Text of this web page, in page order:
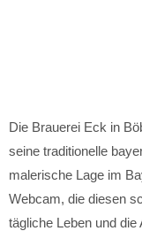
Die Brauerei Eck in
seine traditionelle
malerische Lage im
Webcam, die diesen
tägliche Leben und